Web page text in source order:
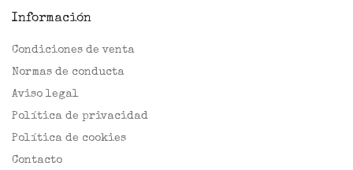
Información
Condiciones de venta
Normas de conducta
Aviso legal
Política de privacidad
Política de cookies
Contacto